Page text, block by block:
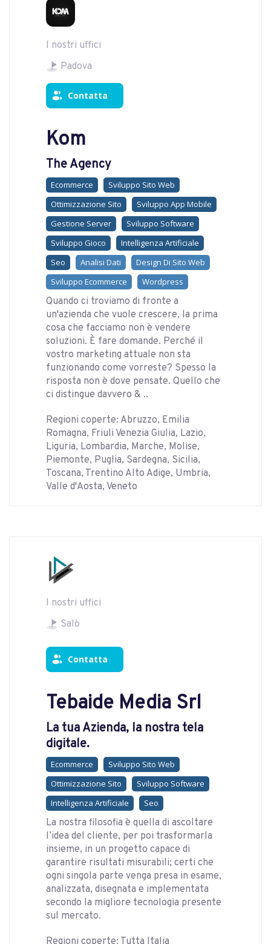
I nostri uffici
Padova
Contatta
Kom
The Agency
Ecommerce
Sviluppo Sito Web
Ottimizzazione Sito
Sviluppo App Mobile
Gestione Server
Sviluppo Software
Sviluppo Gioco
Intelligenza Artificiale
Seo
Analisi Dati
Design Di Sito Web
Sviluppo Ecommerce
Wordpress
Quando ci troviamo di fronte a
un'azienda che vuole crescere, la prima
cosa che facciamo non è vendere
soluzioni. È fare domande. Perché il
vostro marketing attuale non sta
funzionando come vorreste? Spesso la
risposta non è dove pensate. Quello che
ci distingue davvero & ..
Regioni coperte: Abruzzo, Emilia
Romagna, Friuli Venezia Giulia, Lazio,
Liguria, Lombardia, Marche, Molise,
Piemonte, Puglia, Sardegna, Sicilia,
Toscana, Trentino Alto Adige, Umbria,
Valle d'Aosta, Veneto
I nostri uffici
Salò
Contatta
Tebaide Media Srl
La tua Azienda, la nostra tela
digitale.
Ecommerce
Sviluppo Sito Web
Ottimizzazione Sito
Sviluppo Software
Intelligenza Artificiale
Seo
La nostra filosofia è quella di ascoltare
l’idea del cliente, per poi trasformarla
insieme, in un progetto capace di
garantire risultati misurabili; certi che
ogni singola parte venga presa in esame,
analizzata, disegnata e implementata
secondo la migliore tecnologia presente
sul mercato.